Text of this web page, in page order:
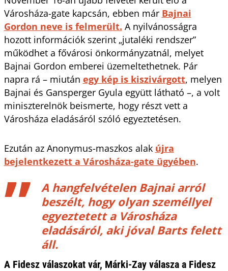
Városháza-gate kapcsán, ebben már Bajnai
Gordon neve is felmerült. A nyilvánosságra
hozott információk szerint „jutaléki rendszer”
működhet a fővárosi önkormányzatnál, melyet
Bajnai Gordon emberei üzemeltethetnek. Pár
napra rá – miután egy kép is kiszivárgott, melyen
Bajnai és Gansperger Gyula együtt látható –, a volt
miniszterelnök beismerte, hogy részt vett a
Városháza eladásáról szóló egyeztetésen.
Ezután az Anonymus-maszkos alak újra
bejelentkezett a Városháza-gate ügyében.
A hangfelvételen Bajnai arról
beszélt, hogy olyan személlyel
egyeztetett a Városháza
eladásáról, aki jóval Barts felett
áll.
A Fidesz válaszokat vár, Márki-Zay válasza a Fidesz